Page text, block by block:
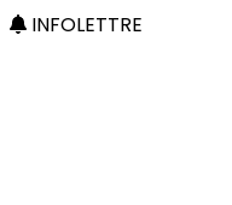
INFOLETTRE